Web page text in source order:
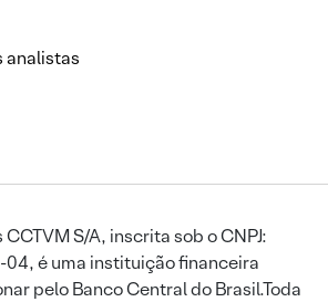
analistas
S/A, inscrita sob o CNPJ:
é uma instituição financeira
pelo Banco Central do Brasil.Toda